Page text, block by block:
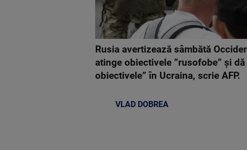
Rusia avertizează sâmbătă
atinge obiectivele ”rusofobe” şi
obiectivele” în Ucraina, scrie AFP.
VLAD DOBREA